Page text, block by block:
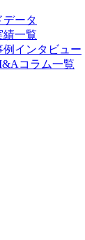
データ
績一覧
例インタビュー
コラム一覧